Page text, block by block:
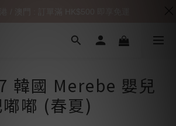
韓國 Merebe 嬰兒
嘟 (春夏)